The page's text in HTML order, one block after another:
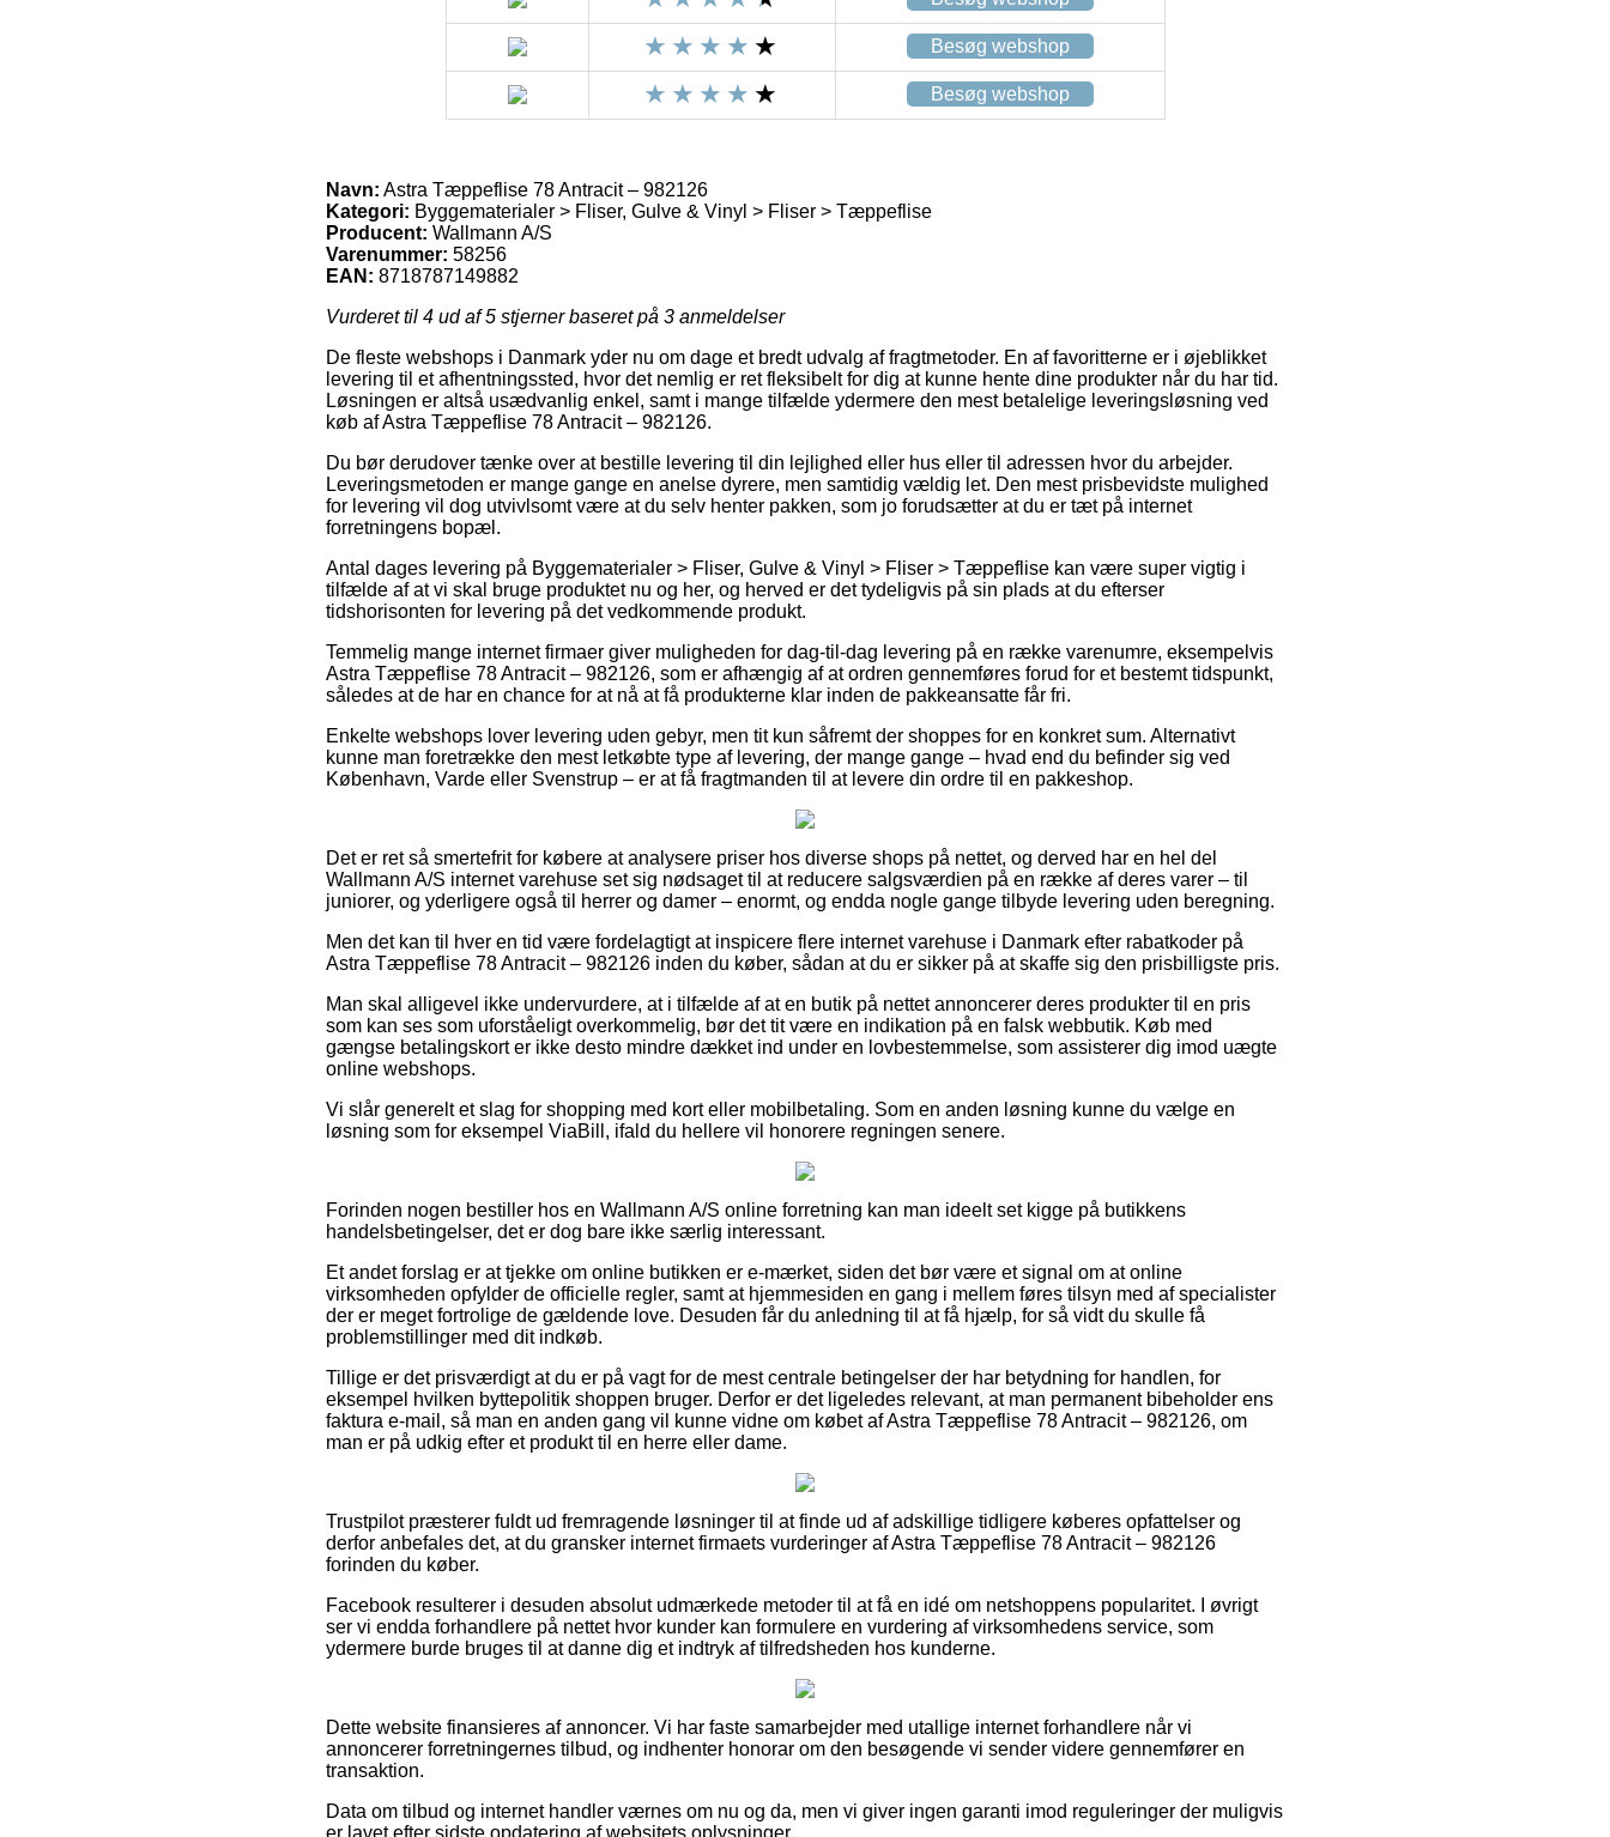
Besøg webshop
Besøg webshop
Navn: Astra Tæppeflise 78 Antracit – 982126
Kategori: Byggematerialer > Fliser, Gulve & Vinyl > Fliser > Tæppeflise
Producent: Wallmann A/S
Varenummer: 58256
EAN: 8718787149882
Vurderet til 4 ud af 5 stjerner baseret på 3 anmeldelser
De fleste webshops i Danmark yder nu om dage et bredt udvalg af fragtmetoder. En af favoritterne er i øjeblikket
levering til et afhentningssted, hvor det nemlig er ret fleksibelt for dig at kunne hente dine produkter når du har tid.
Løsningen er altså usædvanlig enkel, samt i mange tilfælde ydermere den mest betalelige leveringsløsning ved
køb af Astra Tæppeflise 78 Antracit – 982126.
Du bør derudover tænke over at bestille levering til din lejlighed eller hus eller til adressen hvor du arbejder.
Leveringsmetoden er mange gange en anelse dyrere, men samtidig vældig let. Den mest prisbevidste mulighed
for levering vil dog utvivlsomt være at du selv henter pakken, som jo forudsætter at du er tæt på internet
forretningens bopæl.
Antal dages levering på Byggematerialer > Fliser, Gulve & Vinyl > Fliser > Tæppeflise kan være super vigtig i
tilfælde af at vi skal bruge produktet nu og her, og herved er det tydeligvis på sin plads at du efterser
tidshorisonten for levering på det vedkommende produkt.
Temmelig mange internet firmaer giver muligheden for dag-til-dag levering på en række varenumre, eksempelvis
Astra Tæppeflise 78 Antracit – 982126, som er afhængig af at ordren gennemføres forud for et bestemt tidspunkt,
således at de har en chance for at nå at få produkterne klar inden de pakkeansatte får fri.
Enkelte webshops lover levering uden gebyr, men tit kun såfremt der shoppes for en konkret sum. Alternativt
kunne man foretrække den mest letkøbte type af levering, der mange gange – hvad end du befinder sig ved
København, Varde eller Svenstrup – er at få fragtmanden til at levere din ordre til en pakkeshop.
Det er ret så smertefrit for købere at analysere priser hos diverse shops på nettet, og derved har en hel del
Wallmann A/S internet varehuse set sig nødsaget til at reducere salgsværdien på en række af deres varer – til
juniorer, og yderligere også til herrer og damer – enormt, og endda nogle gange tilbyde levering uden beregning.
Men det kan til hver en tid være fordelagtigt at inspicere flere internet varehuse i Danmark efter rabatkoder på
Astra Tæppeflise 78 Antracit – 982126 inden du køber, sådan at du er sikker på at skaffe sig den prisbilligste pris.
Man skal alligevel ikke undervurdere, at i tilfælde af at en butik på nettet annoncerer deres produkter til en pris
som kan ses som uforståeligt overkommelig, bør det tit være en indikation på en falsk webbutik. Køb med
gængse betalingskort er ikke desto mindre dækket ind under en lovbestemmelse, som assisterer dig imod uægte
online webshops.
Vi slår generelt et slag for shopping med kort eller mobilbetaling. Som en anden løsning kunne du vælge en
løsning som for eksempel ViaBill, ifald du hellere vil honorere regningen senere.
Forinden nogen bestiller hos en Wallmann A/S online forretning kan man ideelt set kigge på butikkens
handelsbetingelser, det er dog bare ikke særlig interessant.
Et andet forslag er at tjekke om online butikken er e-mærket, siden det bør være et signal om at online
virksomheden opfylder de officielle regler, samt at hjemmesiden en gang i mellem føres tilsyn med af specialister
der er meget fortrolige de gældende love. Desuden får du anledning til at få hjælp, for så vidt du skulle få
problemstillinger med dit indkøb.
Tillige er det prisværdigt at du er på vagt for de mest centrale betingelser der har betydning for handlen, for
eksempel hvilken byttepolitik shoppen bruger. Derfor er det ligeledes relevant, at man permanent bibeholder ens
faktura e-mail, så man en anden gang vil kunne vidne om købet af Astra Tæppeflise 78 Antracit – 982126, om
man er på udkig efter et produkt til en herre eller dame.
Trustpilot præsterer fuldt ud fremragende løsninger til at finde ud af adskillige tidligere køberes opfattelser og
derfor anbefales det, at du gransker internet firmaets vurderinger af Astra Tæppeflise 78 Antracit – 982126
forinden du køber.
Facebook resulterer i desuden absolut udmærkede metoder til at få en idé om netshoppens popularitet. I øvrigt
ser vi endda forhandlere på nettet hvor kunder kan formulere en vurdering af virksomhedens service, som
ydermere burde bruges til at danne dig et indtryk af tilfredsheden hos kunderne.
Dette website finansieres af annoncer. Vi har faste samarbejder med utallige internet forhandlere når vi
annoncerer forretningernes tilbud, og indhenter honorar om den besøgende vi sender videre gennemfører en
transaktion.
Data om tilbud og internet handler værnes om nu og da, men vi giver ingen garanti imod reguleringer der muligvis
er lavet efter sidste opdatering af websitets oplysninger.